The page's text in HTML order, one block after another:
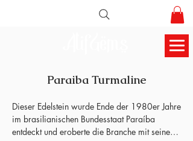
Paraiba Turmaline
Dieser Edelstein wurde Ende der 1980er Jahre
im brasilianischen Bundesstaat Paraíba
entdeckt und eroberte die Branche mit seinen